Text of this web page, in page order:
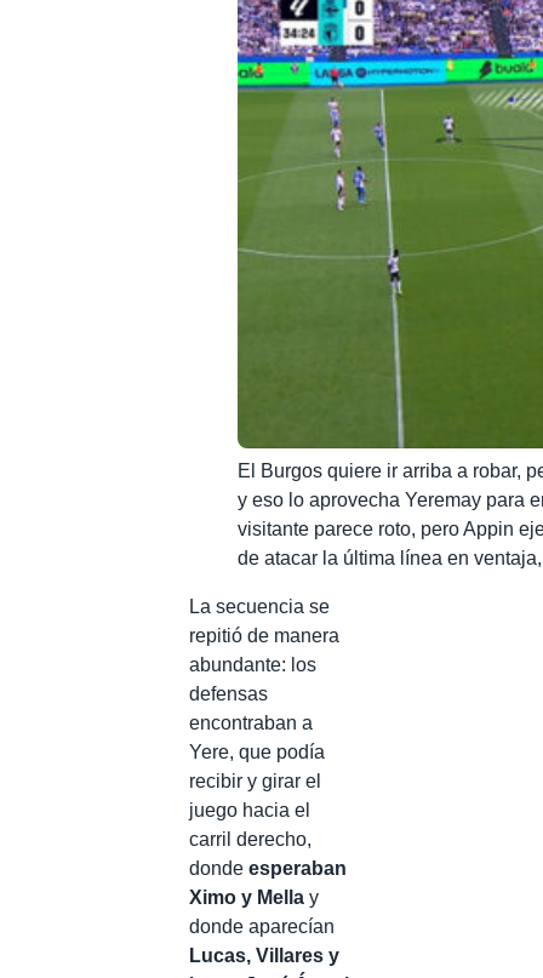
El Burgos quiere ir arriba a robar,
y eso lo aprovecha Yeremay para
visitante parece roto, pero Appin
de atacar la última línea en
La secuencia se
repitió de manera
abundante: los
defensas
encontraban a
Yere, que podía
recibir y girar el
juego hacia el
carril derecho,
donde esperaban
Ximo y Mella y
donde aparecían
Lucas, Villares y